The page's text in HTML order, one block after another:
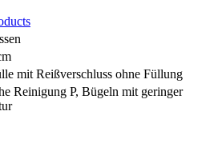
mit Reißverschluss ohne Füllung
Reinigung P, Bügeln mit geringer